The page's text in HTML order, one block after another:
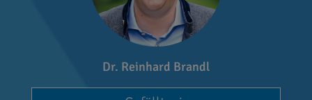
Dr. Reinhard Brandl